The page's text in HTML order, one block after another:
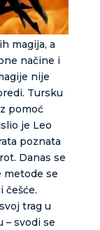
magija, a
načine i
nije
Tursku
pomoć
je Leo
poznata
Danas se
metode se
češće.
trag u
– svodi se